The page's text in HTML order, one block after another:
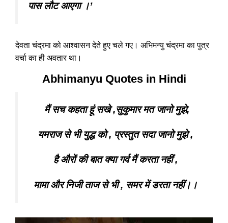
पास लौट आएगा ।’
देवता चंद्रमा को आश्वासन देते हुए चले गए। अभिमन्यु चंद्रमा का पुत्र
वर्चा का ही अवतार था।
Abhimanyu Quotes in Hindi
मैं सच कहता हूं सखे ,सुकुमार मत जानो मुझे,
यमराज से भी युद्ध को , प्रस्तुत सदा जानो मुझे ,
है औरों की बात क्या गर्व मैं करता नहीं ,
मामा और निजी ताज से भी , समर में डरता नहीं।।